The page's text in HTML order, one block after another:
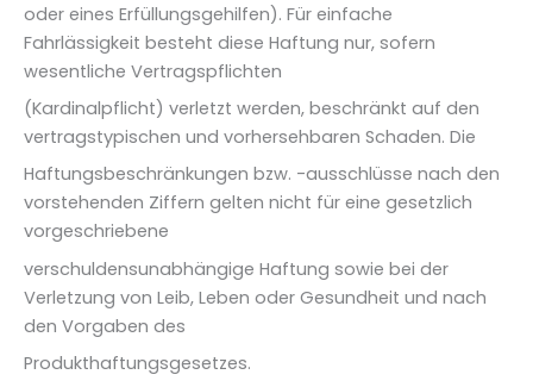
oder eines Erfüllungsgehilfen). Für einfache
Fahrlässigkeit besteht diese Haftung nur, sofern
wesentliche Vertragspflichten
(Kardinalpflicht) verletzt werden, beschränkt auf den
vertragstypischen und vorhersehbaren Schaden. Die
Haftungsbeschränkungen bzw. -ausschlüsse nach den
vorstehenden Ziffern gelten nicht für eine gesetzlich
vorgeschriebene
verschuldensunabhängige Haftung sowie bei der
Verletzung von Leib, Leben oder Gesundheit und nach
den Vorgaben des
Produkthaftungsgesetzes.